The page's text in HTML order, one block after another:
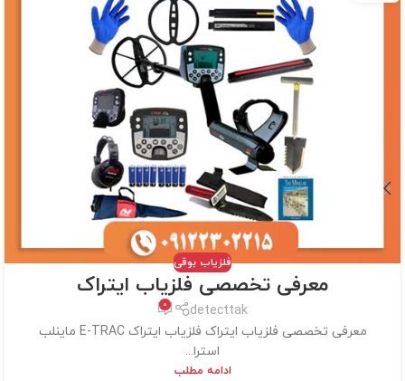
فلزیاب بوقی
معرفی تخصصی فلزیاب ایتراک
detecttak
0
معرفی تخصصی فلزیاب ایتراک فلزیاب ایتراک E-TRAC ماینلب
استرا...
ادامه مطلب